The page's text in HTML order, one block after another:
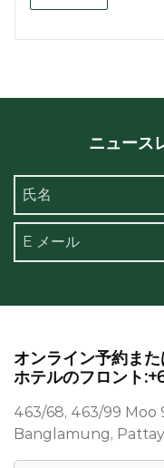
ニュース
オンライン予約ま
ホテルのフロント
463/68, 463/99 Moo
Banglamung,